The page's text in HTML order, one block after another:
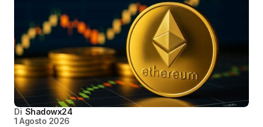
Di Shadowx24
1 Agosto 2026